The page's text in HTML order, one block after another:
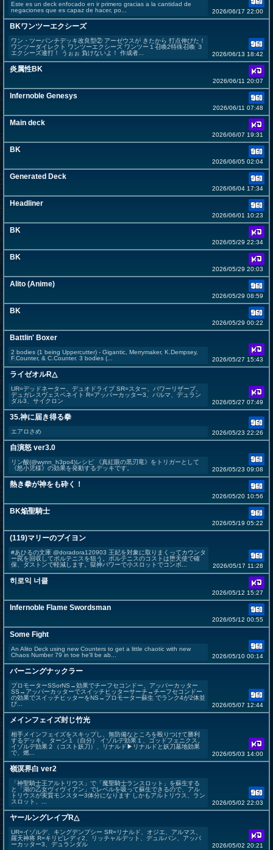
Este es un deck enfocado en ir primero gracias a la cantidad de
negaciones que es capaz de hacer, po...
2026/06/17 22:00
BKワンツーエクシーズ
ワン・ツーパンチデッキ改良型② アーゼウスが きたから 打点伸びた！
ワンツーダイレクト ワンツーエクシーズ ワンツー１召喚2特殊召喚 ３
エクシーズ連打！ うぉぉ 負けないよ！ 作成者...
2026/06/13 18:42
炎属性BK
2026/06/11 20:07
Infernoble Genesys
2026/06/11 07:48
Main deck
2026/06/07 19:31
BK
2026/06/05 02:04
Generated Deck
2026/06/04 17:34
Headliner
2026/06/01 10:23
BK
2026/05/29 22:34
BK
2026/05/29 20:03
Alito (Anime)
2026/05/29 08:59
BK
2026/05/29 00:22
Battlin' Boxer
2 bodies (1 being Uppercutter) - Gigantic, Merrymaker, K.Dempsey,
F.Counter, & C.Counter. 3 bodies (...
2026/05/27 15:43
ライゼオルR△
UR=デッドネーター、デュオドライブ SR=スター、パワーリザーブ、
デュガレスヴェスペネイト R=アッパーカッター3、パルマ、デュラン
ダル3、サイクロン
2026/05/27 07:49
35.神に届き得る拳
エアロさめ 2026/05/23 22:26
自演怒 ver3.0
リン酸(@wynn_h3po4)レシピ 《真紅眼の黒刃竜》をトリガーとして
《怒小児様》の効果を発動するデッキです。
2026/05/23 09:08
熱き拳が神をも砕く！
2026/05/20 10:56
BK焔聖騎士
2026/05/19 05:22
(119)マリーのブイヨン
#あひるの文庫 @doradora120903 王妃を対象に取りまくってカウンタ
ー罠を回収してボルテニスを狙う。ボルテニスのコストは堕天使で確
保、ダストンで軽減します。獄神パワーで小スロットでコンボ...
2026/05/17 11:28
히로익 너클
2026/05/12 15:27
Infernoble Flame Swordsman
2026/05/12 00:55
Some Fight
An Alito Deck using new Counters to get a little chaotic with new
Chaos Number 79 in toe he'll be ab...
2026/05/10 00:14
バーニングナックラー
プロモーターSSorNS→効果でチーフセコンドー、アッパーカッター
SS→アッパーカッターでスイッチヒッターサーチ→チーフセコンドー
の効果でスイッチヒッターをNS→プロモーター蘇生 でランク4が2体並
び...
2026/05/07 12:44
メインフェイズ封じ竹光
相手メインフェイズをスキップし、無防備なところを殴りつけて勝利
するデッキ。 ターン１（自分） イゾルデ効果１、ゴッドフェニクス。
イゾルデ効果２（コスト妖刀）、リナルド▶リナルドと妖刀墓地効果
で、燃...
2026/05/03 14:00
嶺溟界白 ver2
「神聖騎士王アルトリウス」で「魔聖騎士ランスロット」を蘇生する
と「湖の乙女ヴィヴィアン」でレベルを吸って蘇生できるので、アル
トリウスが実質モンスター3体分になります しかもアルトリウス、ラン
スロット、...
2026/05/02 22:03
ヤールングレイプR△
UR=イゾルデ、キングデンプシー SR=リナルド、オジエ、アルマス、
羅天神将 R=キリビレディ2、リッチャルデット、デュルパン、アッパ
ーカッター3、デュランダル
2026/05/02 20:21